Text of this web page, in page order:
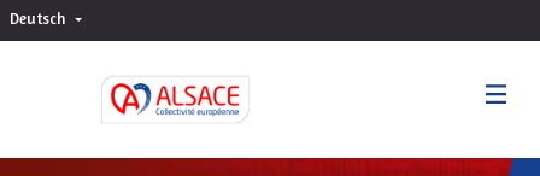
Deutsch Choisir la langue